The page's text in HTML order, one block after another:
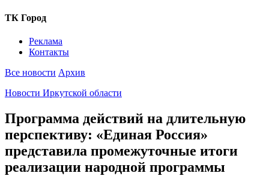
ТК Город
Реклама
Контакты
Все новости Архив
Новости Иркутской области
Программа действий на длительную
перспективу: «Единая Россия»
представила промежуточные итоги
реализации народной программы